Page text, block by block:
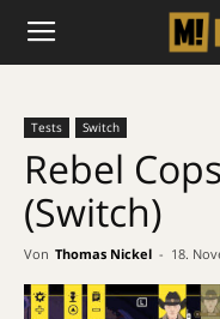
Tests Switch
Rebel
(Switch)
Von Thomas Nickel - 18.